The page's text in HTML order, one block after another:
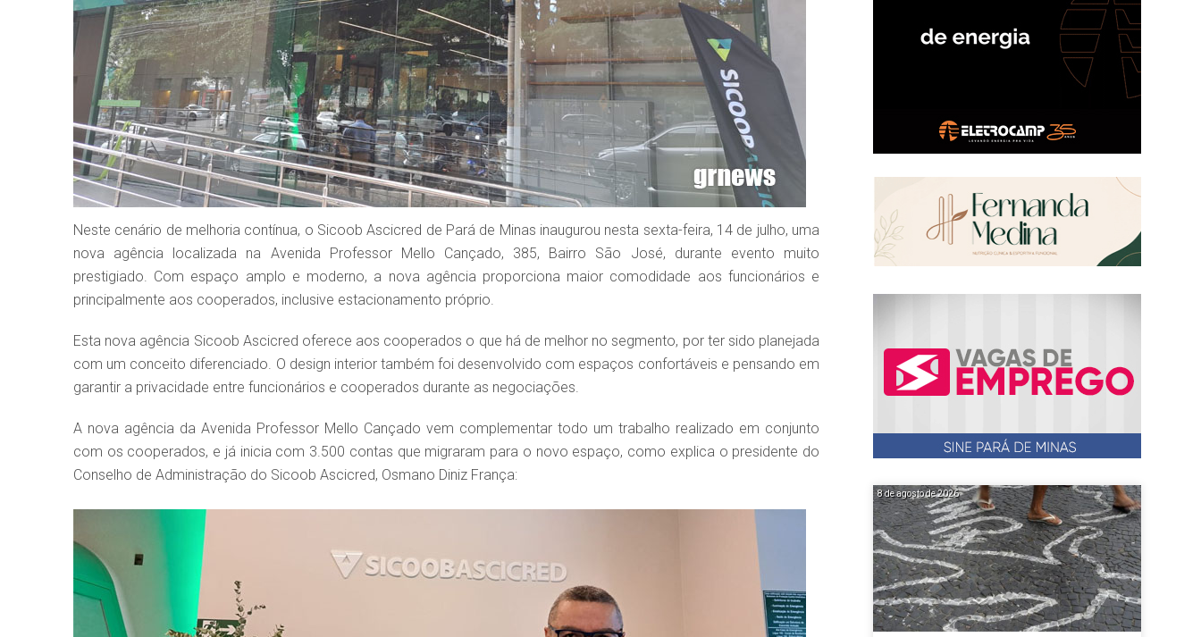
Neste cenário de melhoria contínua, o Sicoob Ascicred de Pará de Minas inaugurou nesta sexta-feira, 14 de julho, uma
nova agência localizada na Avenida Professor Mello Cançado, 385, Bairro São José, durante evento muito
prestigiado. Com espaço amplo e moderno, a nova agência proporciona maior comodidade aos funcionários e
principalmente aos cooperados, inclusive estacionamento próprio.
Esta nova agência Sicoob Ascicred oferece aos cooperados o que há de melhor no segmento, por ter sido planejada
com um conceito diferenciado. O design interior também foi desenvolvido com espaços confortáveis e pensando em
garantir a privacidade entre funcionários e cooperados durante as negociações.
A nova agência da Avenida Professor Mello Cançado vem complementar todo um trabalho realizado em conjunto
com os cooperados, e já inicia com 3.500 contas que migraram para o novo espaço, como explica o presidente do
Conselho de Administração do Sicoob Ascicred, Osmano Diniz França:
8 de agosto de 2026